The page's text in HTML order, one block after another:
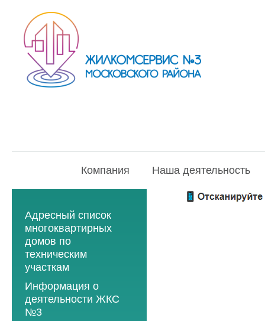
Компания Наша деятельность
Адресный список
многоквартирных
домов по
техническим
участкам
Информация о
деятельности ЖКС
№3